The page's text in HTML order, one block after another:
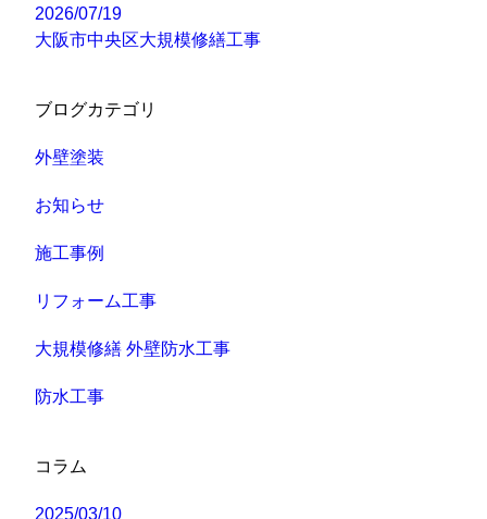
2026/07/19
大阪市中央区大規模修繕工事
ブログカテゴリ
外壁塗装
お知らせ
施工事例
リフォーム工事
大規模修繕 外壁防水工事
防水工事
コラム
2025/03/10